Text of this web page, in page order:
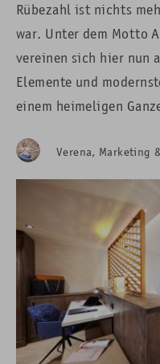
Rübezahl ist nichts
war. Unter dem Motto
vereinen sich hier nun
Elemente und
einem heimeligen
Verena, Marketing